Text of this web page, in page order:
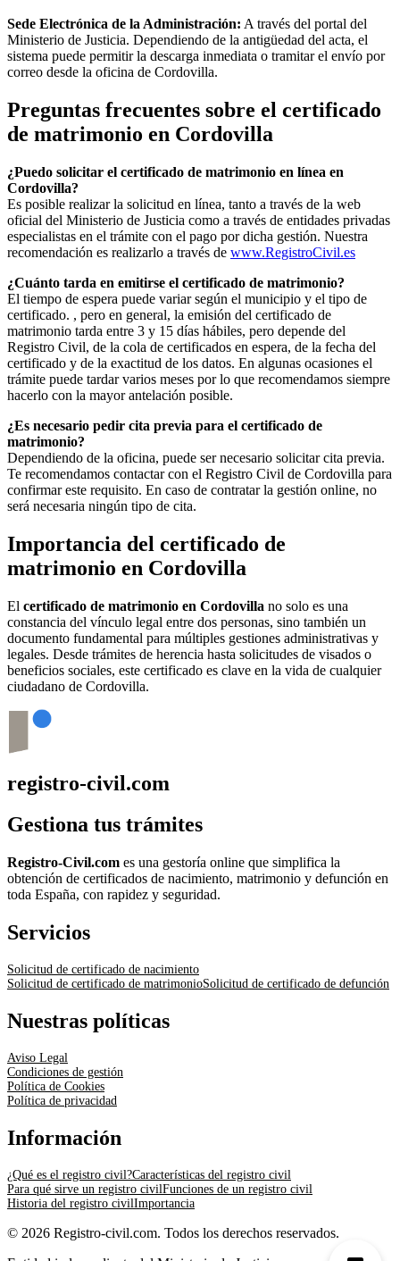
Sede Electrónica de la Administración: A través del portal del
Ministerio de Justicia. Dependiendo de la antigüedad del acta, el
sistema puede permitir la descarga inmediata o tramitar el envío por
correo desde la oficina de Cordovilla.
Preguntas frecuentes sobre el certificado
de matrimonio en Cordovilla
¿Puedo solicitar el certificado de matrimonio en línea en
Cordovilla?
Es posible realizar la solicitud en línea, tanto a través de la web
oficial del Ministerio de Justicia como a través de entidades privadas
especialistas en el trámite con el pago por dicha gestión. Nuestra
recomendación es realizarlo a través de www.RegistroCivil.es
¿Cuánto tarda en emitirse el certificado de matrimonio?
El tiempo de espera puede variar según el municipio y el tipo de
certificado. , pero en general, la emisión del certificado de
matrimonio tarda entre 3 y 15 días hábiles, pero depende del
Registro Civil, de la cola de certificados en espera, de la fecha del
certificado y de la exactitud de los datos. En algunas ocasiones el
trámite puede tardar varios meses por lo que recomendamos siempre
hacerlo con la mayor antelación posible.
¿Es necesario pedir cita previa para el certificado de
matrimonio?
Dependiendo de la oficina, puede ser necesario solicitar cita previa.
Te recomendamos contactar con el Registro Civil de Cordovilla para
confirmar este requisito. En caso de contratar la gestión online, no
será necesaria ningún tipo de cita.
Importancia del certificado de
matrimonio en Cordovilla
El certificado de matrimonio en Cordovilla no solo es una
constancia del vínculo legal entre dos personas, sino también un
documento fundamental para múltiples gestiones administrativas y
legales. Desde trámites de herencia hasta solicitudes de visados o
beneficios sociales, este certificado es clave en la vida de cualquier
ciudadano de Cordovilla.
registro-civil.com
Gestiona tus trámites
Registro-Civil.com es una gestoría online que simplifica la
obtención de certificados de nacimiento, matrimonio y defunción en
toda España, con rapidez y seguridad.
Servicios
Solicitud de certificado de nacimiento
Solicitud de certificado de matrimonioSolicitud de certificado de defunción
Nuestras políticas
Aviso Legal
Condiciones de gestión
Política de Cookies
Política de privacidad
Información
¿Qué es el registro civil?Características del registro civil
Para qué sirve un registro civilFunciones de un registro civil
Historia del registro civilImportancia
© 2026 Registro-civil.com. Todos los derechos reservados.